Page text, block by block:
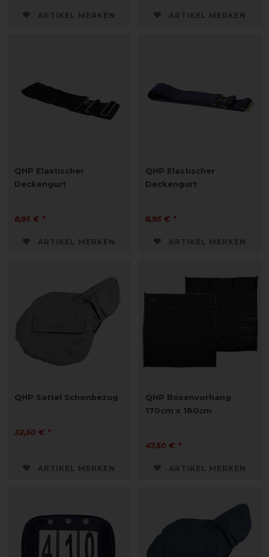
ARTIKEL MERKEN ARTIKEL MERKEN
QHP Elastischer
Deckengurt
8,95 € *
ARTIKEL MERKEN
QHP Elastischer
Deckengurt
8,95 € *
ARTIKEL MERKEN
QHP Sattel Schonbezug
32,50 € *
ARTIKEL MERKEN
QHP Boxenvorhang
170cm x 180cm
47,50 € *
ARTIKEL MERKEN